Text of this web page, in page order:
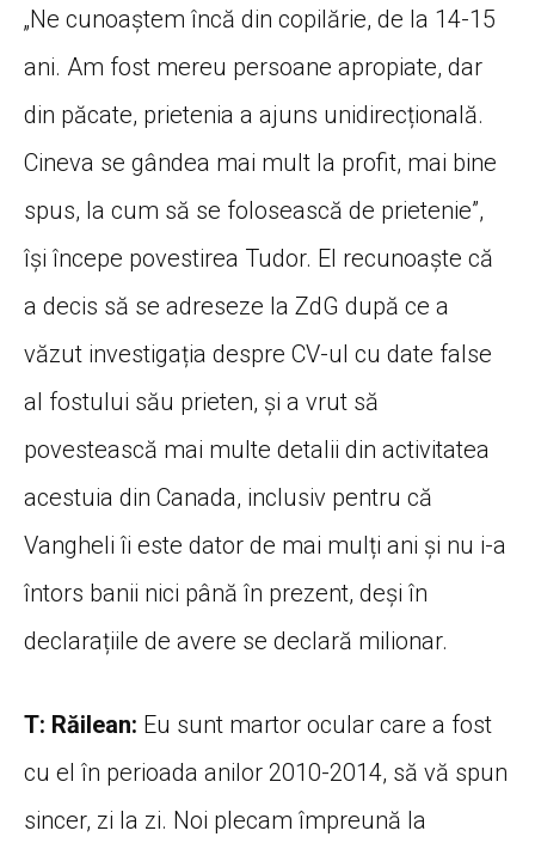
„Ne cunoaștem încă din copilărie, de la 14-15
ani. Am fost mereu persoane apropiate, dar
din păcate, prietenia a ajuns unidirecțională.
Cineva se gândea mai mult la profit, mai bine
spus, la cum să se folosească de prietenie”,
își începe povestirea Tudor. El recunoaște că
a decis să se adreseze la ZdG după ce a
văzut investigația despre CV-ul cu date false
al fostului său prieten, și a vrut să
povestească mai multe detalii din activitatea
acestuia din Canada, inclusiv pentru că
Vangheli îi este dator de mai mulți ani și nu i-a
întors banii nici până în prezent, deși în
declarațiile de avere se declară milionar.
T: Răilean: Eu sunt martor ocular care a fost
cu el în perioada anilor 2010-2014, să vă spun
sincer, zi la zi. Noi plecam împreună la